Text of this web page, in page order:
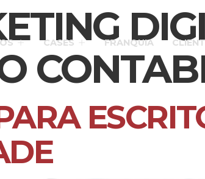
CASES FRANQUIA